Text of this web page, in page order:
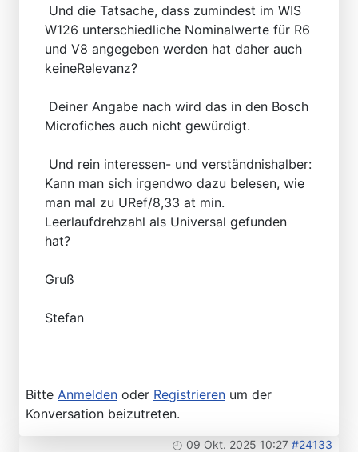
Und die Tatsache, dass zumindest im WIS
W126 unterschiedliche Nominalwerte für R6
und V8 angegeben werden hat daher auch
keineRelevanz?
Deiner Angabe nach wird das in den Bosch
Microfiches auch nicht gewürdigt.
Und rein interessen- und verständnishalber:
Kann man sich irgendwo dazu belesen, wie
man mal zu URef/8,33 at min.
Leerlaufdrehzahl als Universal gefunden
hat?
Gruß
Stefan
Bitte Anmelden oder Registrieren um der
Konversation beizutreten.
09 Okt. 2025 10:27 #24133